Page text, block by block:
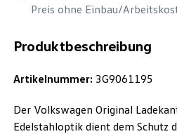
Produktbeschreibung
Artikelnummer: 3G9061195
Der Volkswagen Original
Edelstahloptik dient dem Schutz
Preis ohne Einbau/